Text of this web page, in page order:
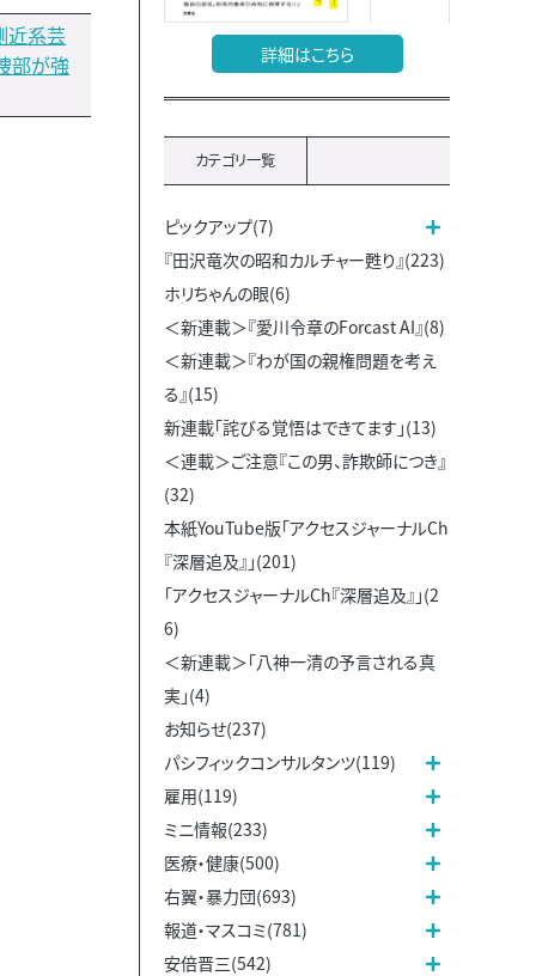
近系芸
部が強
詳細はこちら
カテゴリ一覧
ピックアップ(7)
『田沢竜次の昭和カルチャー甦り』(223)
ホリちゃんの眼(6)
＜新連載＞『愛川令章のForcast AI』(8)
＜新連載＞『わが国の親権問題を考え
る』(15)
新連載「詫びる覚悟はできてます」(13)
＜連載＞ご注意『この男、詐欺師につき』
(32)
本紙YouTube版「アクセスジャーナルCh
『深層追及』」(201)
「アクセスジャーナルCh『深層追及』」(2
6)
＜新連載＞「八神一清の予言される真
実」(4)
お知らせ(237)
パシフィックコンサルタンツ(119)
雇用(119)
ミニ情報(233)
医療・健康(500)
右翼・暴力団(693)
報道・マスコミ(781)
安倍晋三(542)